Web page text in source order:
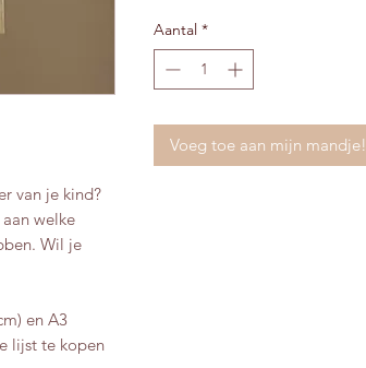
van je kind?
welke
Wil je
en A3
lijst te kopen
Aantal *
Voeg toe aan mijn mandje!